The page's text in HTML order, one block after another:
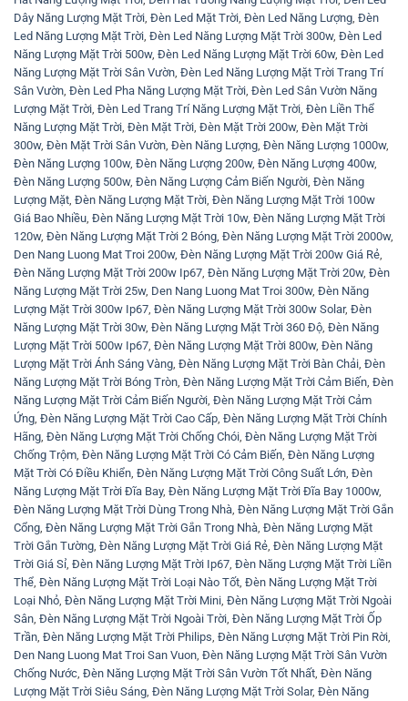
Dây Năng Lượng Mặt Trời Đèn Led Mặt Trời Đèn Led Năng Lượng Đèn
Led Năng Lượng Mặt Trời Đèn Led Năng Lượng Mặt Trời 300w, Đèn Led
Năng Lượng Mặt Trời 500w, Đèn Led Năng Lượng Mặt Trời 60w, Đèn Led
Năng Lượng Mặt Trời Sân Vườn Đèn Led Năng Lượng Mặt Trời Trang Trí
Sân Vườn Đèn Led Pha Năng Lượng Mặt Trời Đèn Led Sân Vườn Năng
Lượng Mặt Trời Đèn Led Trang Trí Năng Lượng Mặt Trời Đèn Liền Thể
Năng Lượng Mặt Trời Đèn Mặt Trời Đèn Mặt Trời 200w, Đèn Mặt Trời
300w, Đèn Mặt Trời Sân Vườn Đèn Năng Lượng Đèn Năng Lượng 1000w,
Đèn Năng Lượng 100w, Đèn Năng Lượng 200w, Đèn Năng Lượng 400w,
Đèn Năng Lượng 500w, Đèn Năng Lượng Cảm Biến Người Đèn Năng
Lượng Mặt Đèn Năng Lượng Mặt Trời Đèn Năng Lượng Mặt Trời 100w
Giá Bao Nhiều Đèn Năng Lượng Mặt Trời 10w, Đèn Năng Lượng Mặt Trời
120w, Đèn Năng Lượng Mặt Trời 2 Bóng Đèn Năng Lượng Mặt Trời 2000w,
Den Nang Luong Mat Troi 200w, Đèn Năng Lượng Mặt Trời 200w Giá Rẻ
Đèn Năng Lượng Mặt Trời 200w Ip67 Đèn Năng Lượng Mặt Trời 20w, Đèn
Năng Lượng Mặt Trời 25w, Den Nang Luong Mat Troi 300w, Đèn Năng
Lượng Mặt Trời 300w Ip67 Đèn Năng Lượng Mặt Trời 300w Solar, Đèn
Năng Lượng Mặt Trời 30w, Đèn Năng Lượng Mặt Trời 360 Độ Đèn Năng
Lượng Mặt Trời 500w Ip67 Đèn Năng Lượng Mặt Trời 800w, Đèn Năng
Lượng Mặt Trời Ánh Sáng Vàng Đèn Năng Lượng Mặt Trời Bàn Chải Đèn
Năng Lượng Mặt Trời Bóng Tròn Đèn Năng Lượng Mặt Trời Cảm Biến Đèn
Năng Lượng Mặt Trời Cảm Biến Người Đèn Năng Lượng Mặt Trời Cảm
Ứng Đèn Năng Lượng Mặt Trời Cao Cấp Đèn Năng Lượng Mặt Trời Chính
Hãng Đèn Năng Lượng Mặt Trời Chống Chói Đèn Năng Lượng Mặt Trời
Chống Trộm Đèn Năng Lượng Mặt Trời Có Cảm Biến Đèn Năng Lượng
Mặt Trời Có Điều Khiển Đèn Năng Lượng Mặt Trời Công Suất Lớn Đèn
Năng Lượng Mặt Trời Đĩa Bay, Đèn Năng Lượng Mặt Trời Đĩa Bay 1000w,
Đèn Năng Lượng Mặt Trời Dùng Trong Nhà Đèn Năng Lượng Mặt Trời Gắn
Cổng Đèn Năng Lượng Mặt Trời Gắn Trong Nhà Đèn Năng Lượng Mặt
Trời Gắn Tường Đèn Năng Lượng Mặt Trời Giá Rẻ Đèn Năng Lượng Mặt
Trời Giá Sỉ Đèn Năng Lượng Mặt Trời Ip67 Đèn Năng Lượng Mặt Trời Liền
Thể Đèn Năng Lượng Mặt Trời Loại Nào Tốt Đèn Năng Lượng Mặt Trời
Loại Nhỏ Đèn Năng Lượng Mặt Trời Mini Đèn Năng Lượng Mặt Trời Ngoài
Sân Đèn Năng Lượng Mặt Trời Ngoài Trời Đèn Năng Lượng Mặt Trời Ốp
Trần Đèn Năng Lượng Mặt Trời Philips Đèn Năng Lượng Mặt Trời Pin Rời
Den Nang Luong Mat Troi San Vuon Đèn Năng Lượng Mặt Trời Sân Vườn
Chống Nước Đèn Năng Lượng Mặt Trời Sân Vườn Tốt Nhất Đèn Năng
Lượng Mặt Trời Siêu Sáng Đèn Năng Lượng Mặt Trời Solar, Đèn Năng